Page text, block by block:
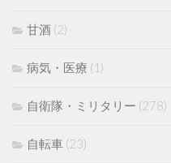
甘酒 (2)
病気・医療 (1)
自衛隊・ミリタリー (278)
自転車 (23)